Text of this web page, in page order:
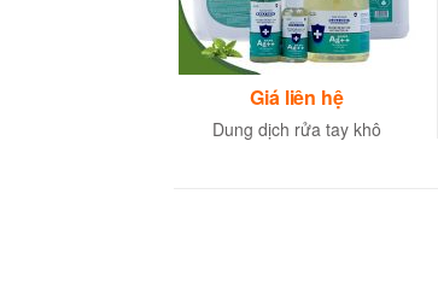
Giá liên hệ
Dung dịch rửa tay khô